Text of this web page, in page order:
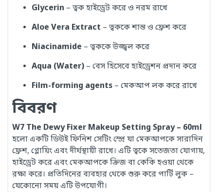
Glycerin – ত্বক হাইড্রেট করে ও নরম রাখে
Aloe Vera Extract – ত্বককে শান্ত ও ফ্রেশ করে
Niacinamide – ত্বককে উজ্জ্বল করে
Aqua (Water) – বেস হিসেবে হাইড্রেশন প্রদান করে
Film-forming agents – মেকআপ লক করে রাখে
বিবরণ
W7 The Dewy Fixer Makeup Setting Spray – 60ml
হলো একটি ডিউই ফিনিশ সেটিং স্প্রে যা মেকআপকে সারাদিন
ফ্রেশ, গ্লোয়িং এবং দীর্ঘস্থায়ী রাখে। এটি ত্বকে সতেজতা যোগায়,
হাইড্রেট করে এবং মেকআপকে ক্রিজ বা কেকি হওয়া থেকে
রক্ষা করে। প্রতিদিনের ব্যবহার থেকে শুরু করে পার্টি লুক –
যেকোনো সময় এটি উপযোগী।